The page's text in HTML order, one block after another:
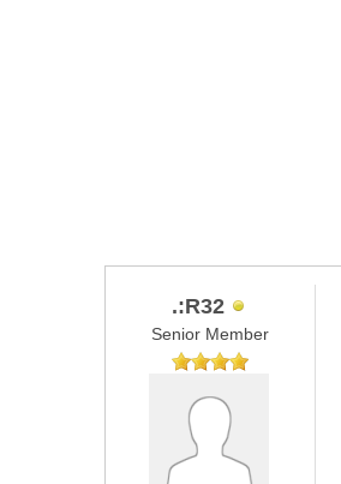
.:R32
Senior Member